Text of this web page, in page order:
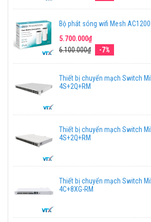
Bộ phát sóng wifi Mesh
5.700.000₫
6.100.000₫
-7%
Thiết bị chuyển mạch Switch
4S+2Q+RM
Thiết bị chuyển mạch Switch
4S+2Q+RM
Thiết bị chuyển mạch Switch
4C+8XG-RM